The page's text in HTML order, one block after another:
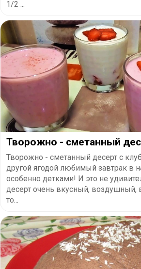
1/2 ...
Творожно - сметанный
Творожно - сметанный десерт с
другой ягодой любимый завтрак в
особенно детками! И это не
десерт очень вкусный, воздушный,
то...